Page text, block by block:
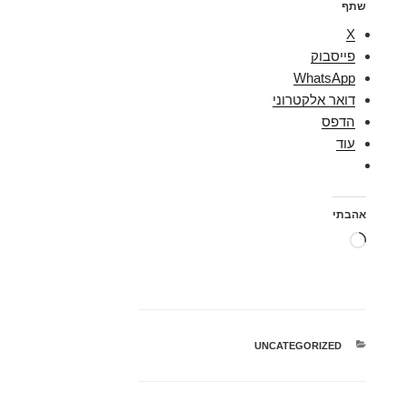
שתף
X
פייסבוק
WhatsApp
דואר אלקטרוני
הדפס
עוד
אהבתי
טוען...
קטגוריות
UNCATEGORIZED